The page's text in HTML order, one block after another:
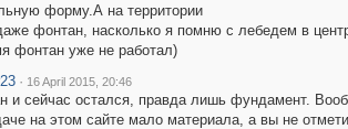
форму.А на территории
фонтан, насколько я помню с лебедем в
фонтан уже не работал)
· 16 April 2015, 20:46
и сейчас остался, правда лишь фундамент.
на этом сайте мало материала, а вы не